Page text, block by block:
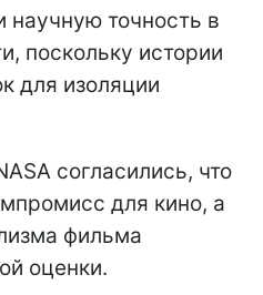
научную точность в
поскольку истории
для изоляции
согласились, что
для кино, а
фильма
оценки.